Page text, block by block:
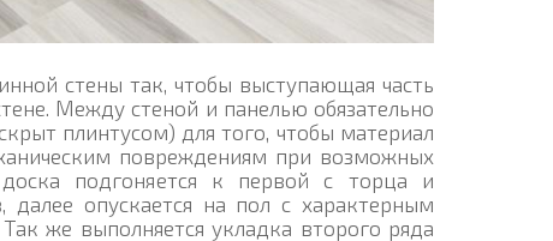
стены так, чтобы выступающая часть
Между стеной и панелью обязательно
плинтусом) для того, чтобы материал
повреждениям при возможных
подгоняется к первой с торца и
опускается на пол с характерным
же выполняется укладка второго ряда